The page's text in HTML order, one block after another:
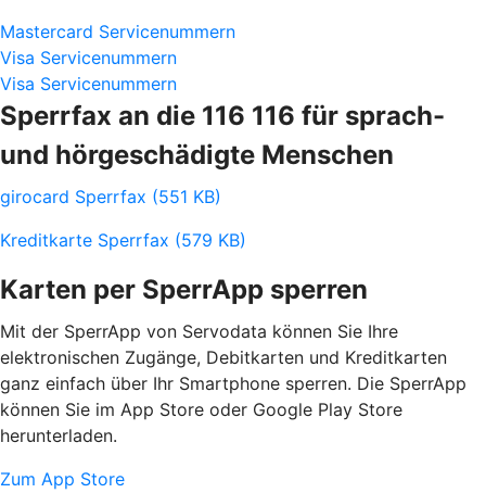
Mastercard Servicenummern
Visa Servicenummern
Visa Servicenummern
Sperrfax an die 116 116 für sprach-
und hörgeschädigte Menschen
girocard Sperrfax (551 KB)
Kreditkarte Sperrfax (579 KB)
Karten per SperrApp sperren
Mit der SperrApp von Servodata können Sie Ihre
elektronischen Zugänge, Debitkarten und Kreditkarten
ganz einfach über Ihr Smartphone sperren. Die SperrApp
können Sie im App Store oder Google Play Store
herunterladen.
Zum App Store